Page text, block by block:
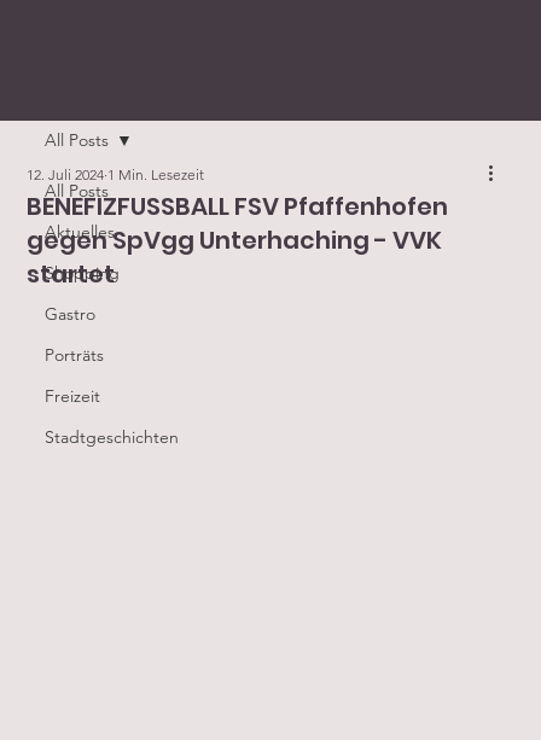
All Posts
Aktuelles
Shopping
Gastro
Porträts
Freizeit
Stadtgeschichten
All Posts
BENEFIZFUSSBALL FSV Pfaffenhofen
gegen SpVgg Unterhaching - VVK
startet
12. Juli 2024 1 Min. Lesezeit